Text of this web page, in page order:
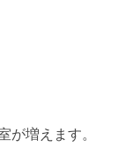
が増えます。